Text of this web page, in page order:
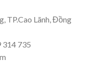
TP.Cao Lãnh, Đồng
314 735